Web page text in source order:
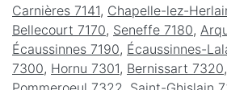
Carnières 7141, Chapelle-lez-
Bellecourt 7170, Seneffe 7180,
Écaussinnes 7190, Écaussinnes-
7300, Hornu 7301, Bernissart 7320,